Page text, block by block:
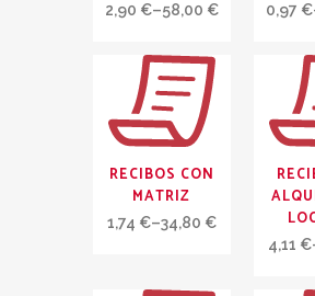
2,90 €–58,00 € 0,97 €
RECIBOS CON
MATRIZ
1,74 €–34,80 €
4,11 €